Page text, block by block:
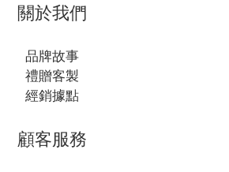
關於我們
品牌故事
禮贈客製
經銷據點
顧客服務